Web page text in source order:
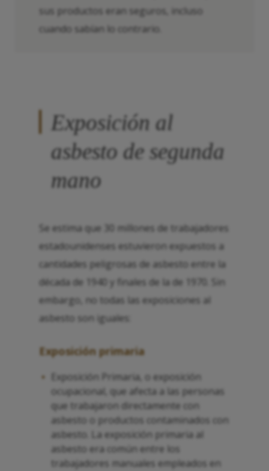
sus productos eran seguros, incluso
cuando sabían lo contrario.
Exposición al
asbesto de segunda
mano
Se estima que 30 millones de trabajadores
estadounidenses estuvieron expuestos a
cantidades peligrosas de asbesto entre la
década de 1940 y finales de la de 1970. Sin
embargo, no todas las exposiciones al
asbesto son iguales:
Exposición primaria
Exposición Primaria, o exposición
ocupacional, que afecta a las personas
que trabajaron directamente con
asbesto o productos contaminados con
asbesto. La exposición primaria al
asbesto era común entre los
trabajadores manuales empleados en